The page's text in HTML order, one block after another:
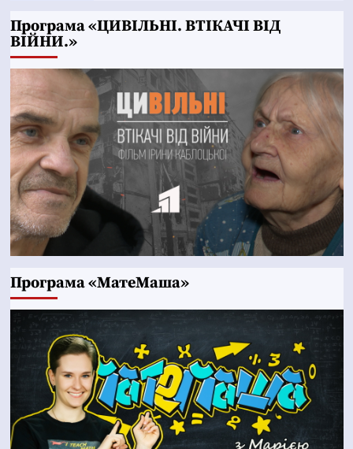
Програма «ЦИВІЛЬНІ. ВТІКАЧІ ВІД
ВІЙНИ.»
Програма «МатеМаша»